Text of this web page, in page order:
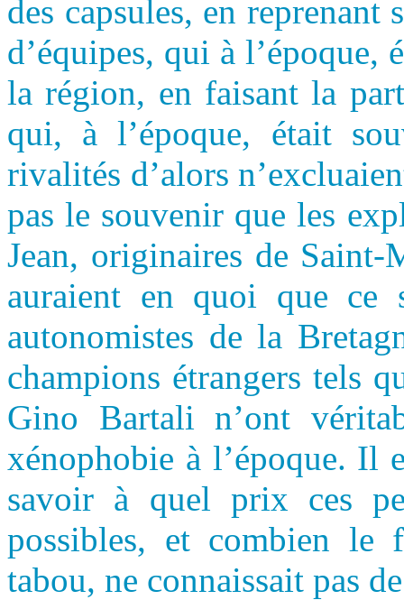
des capsules, en reprenant
d’équipes, qui à l’époque,
la région, en faisant la
qui, à l’époque, était
rivalités d’alors
pas le souvenir que les
Jean, originaires de
auraient en quoi que ce
autonomistes de la
champions étrangers tels
Gino Bartali n’ont
xénophobie à l’époque. Il
savoir à quel prix ces
possibles, et combien le
tabou, ne connaissait pas